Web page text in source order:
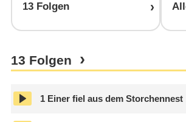
13 Folgen
13 Folgen
1 Einer fiel aus dem Storchennest